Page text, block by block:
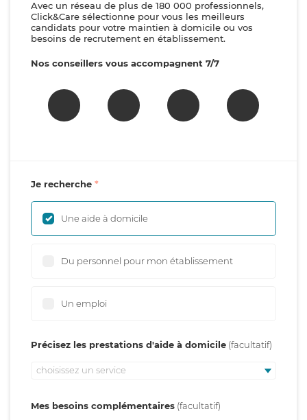
Avec un réseau de plus de 180 000 professionnels,
Click&Care sélectionne pour vous les meilleurs
candidats pour votre maintien à domicile ou vos
besoins de recrutement en établissement.
Nos conseillers vous accompagnent 7/7
Je recherche
Une aide à domicile
Du personnel pour mon établissement
Un emploi
Précisez les prestations d'aide à domicile
choisissez un service
Mes besoins complémentaires